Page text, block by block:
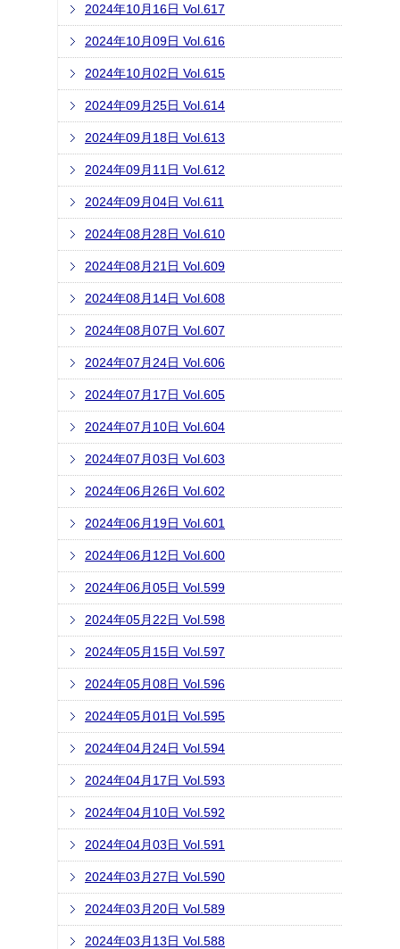
2024年10月16日 Vol.617
2024年10月09日 Vol.616
2024年10月02日 Vol.615
2024年09月25日 Vol.614
2024年09月18日 Vol.613
2024年09月11日 Vol.612
2024年09月04日 Vol.611
2024年08月28日 Vol.610
2024年08月21日 Vol.609
2024年08月14日 Vol.608
2024年08月07日 Vol.607
2024年07月24日 Vol.606
2024年07月17日 Vol.605
2024年07月10日 Vol.604
2024年07月03日 Vol.603
2024年06月26日 Vol.602
2024年06月19日 Vol.601
2024年06月12日 Vol.600
2024年06月05日 Vol.599
2024年05月22日 Vol.598
2024年05月15日 Vol.597
2024年05月08日 Vol.596
2024年05月01日 Vol.595
2024年04月24日 Vol.594
2024年04月17日 Vol.593
2024年04月10日 Vol.592
2024年04月03日 Vol.591
2024年03月27日 Vol.590
2024年03月20日 Vol.589
2024年03月13日 Vol.588